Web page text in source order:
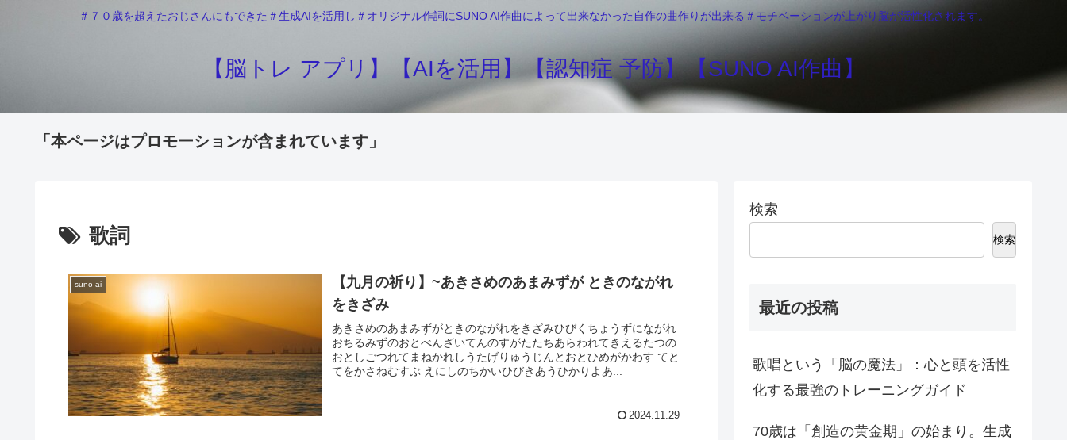
＃７０歳を超えたおじさんにもできた＃生成AIを活用し＃オリジナル作詞にSUNO AI作曲によって出来なかった自作の曲作りが出来る＃モチベーションが上がり脳が活性化されます。
【脳トレ アプリ】【AIを活用】【認知症 予防】【SUNO AI作曲】
「本ページはプロモーションが含まれています」
歌詞
suno ai
【九月の祈り】~あきさめのあまみずが ときのながれ
をきざみ
あきさめのあまみずがときのながれをきざみひびくちょうずにながれ
おちるみずのおとべんざいてんのすがたたちあらわれてきえるたつの
おとしごつれてまねかれしうたげりゅうじんとおとひめがかわす てと
てをかさねむすぶ えにしのちかいひびきあうひかりよあ...
2024.11.29
検索
検索
最近の投稿
歌唱という「脳の魔法」：心と頭を活性
化する最強のトレーニングガイド
70歳は「創造の黄金期」の始まり。生成